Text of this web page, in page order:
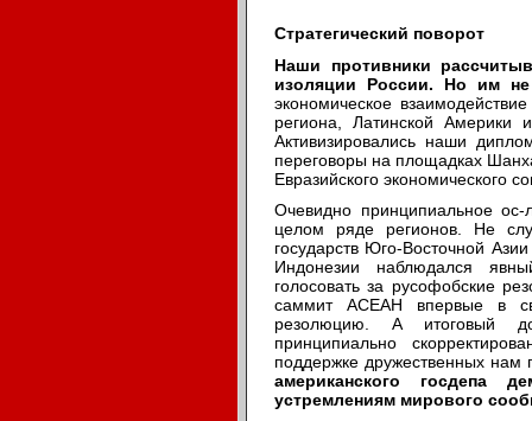
Стратегический поворот
Наши противники
изоляции России. Но им не
экономическое
региона, Латинской Америки
Активизировались наши
переговоры на площадках
Евразийского экономического
Очевидно принципиальное
целом ряде регионов. Не
государств Юго-Восточной
Индонезии наблюдался
голосовать за русофобские
саммит АСЕАН впервые в
резолюцию. А итоговый
принципиально
поддержке дружественных нам
американского госдепа
устремлениям мирового